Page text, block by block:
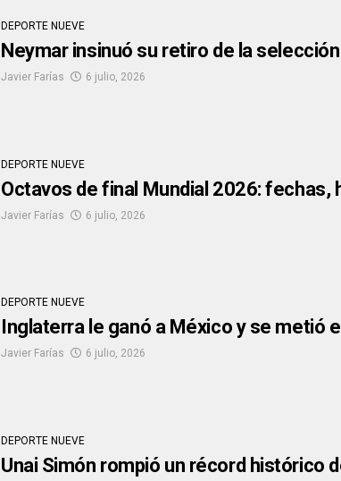
DEPORTE NUEVE
Neymar insinuó su retiro de la
Javier Farías 6 julio, 2026
DEPORTE NUEVE
Octavos de final Mundial 2026: fechas,
Javier Farías 6 julio, 2026
DEPORTE NUEVE
Inglaterra le ganó a México y se metió
Javier Farías 6 julio, 2026
DEPORTE NUEVE
Unai Simón rompió un récord histórico